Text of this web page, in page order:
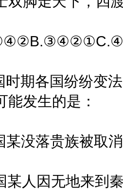
各国纷纷变法
能发生的是：
没落贵族被取
人因无地来到秦